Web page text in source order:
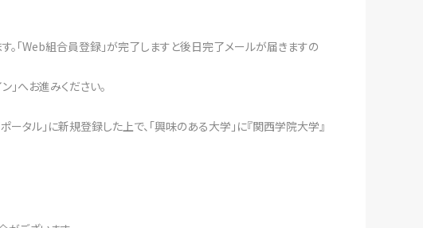
「Web組合員登録」が完了しますと後日完了メールが届きますの
へお進みください。
ル」に新規登録した上で、「興味のある大学」に『関西学院大学』